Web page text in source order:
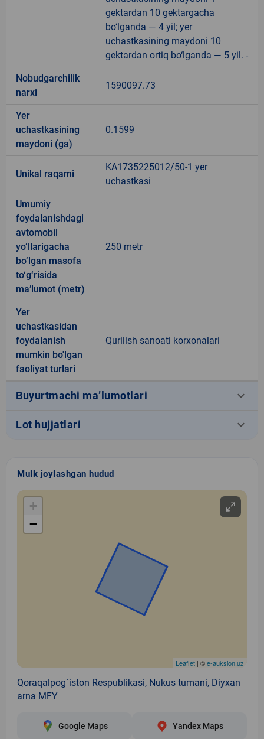
gektardan 10 gektargacha
bo‘lganda — 4 yil; yer
uchastkasining maydoni 10
gektardan ortiq bo‘lganda — 5 yil. -
Nobudgarchilik
narxi
1590097.73
Yer
uchastkasining
maydoni (ga)
0.1599
Unikal raqami
KA1735225012/50-1 yer
uchastkasi
Umumiy
foydalanishdagi
avtomobil
yo‘llarigacha
bo‘lgan masofa
to‘g‘risida
ma’lumot (metr)
250 metr
Yer
uchastkasidan
foydalanish
mumkin bo'lgan
faoliyat turlari
Qurilish sanoati korxonalari
Buyurtmachi ma’lumotlari keyboard_arrow_down
Lot hujjatlari keyboard_arrow_down
Mulk joylashgan hudud
+
−
Leaflet | ©e-auksion.uz
Qoraqalpog`iston Respublikasi, Nukus tumani, Diyxan
arna MFY
Google Maps Yandex Maps